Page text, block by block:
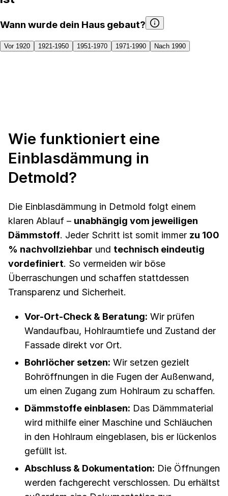
Wann wurde dein Haus gebaut?
Vor 1920 1921-1950 1951-1970 1971-1990 Nach 1990
Wie funktioniert eine
Einblasdämmung in
Detmold?
Die Einblasdämmung in Detmold folgt einem
klaren Ablauf – unabhängig vom jeweiligen
Dämmstoff. Jeder Schritt ist somit immer zu 100
% nachvollziehbar und technisch eindeutig
vordefiniert. So vermeiden wir böse
Überraschungen und schaffen stattdessen
Transparenz und Sicherheit.
Vor-Ort-Check & Beratung: Wir prüfen
Wandaufbau, Hohlraumtiefe und Zustand der
Fassade direkt vor Ort.
Bohrlöcher setzen: Wir setzen gezielt
Bohröffnungen in die Fugen der Außenwand,
um einen Zugang zum Hohlraum zu schaffen.
Dämmstoffe einblasen: Das Dämmmaterial
wird mithilfe einer Maschine und Schläuchen
in den Hohlraum eingeblasen, bis er lückenlos
gefüllt ist.
Abschluss & Dokumentation: Die Öffnungen
werden fachgerecht verschlossen. Du erhältst